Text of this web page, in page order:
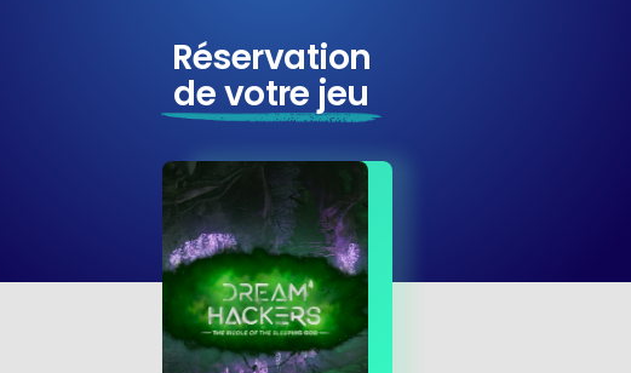
Réservation
de votre jeu